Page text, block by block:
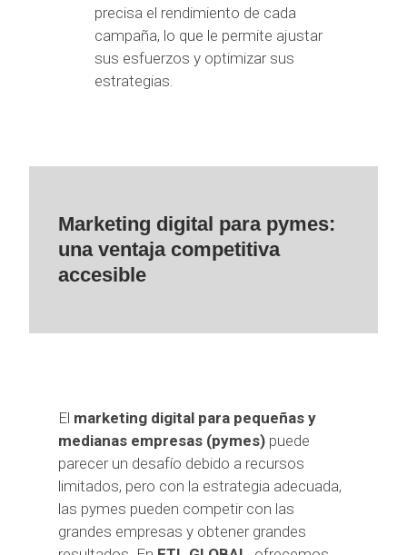
precisa el rendimiento de cada
campaña, lo que le permite ajustar
sus esfuerzos y optimizar sus
estrategias.
Marketing digital para pymes:
una ventaja competitiva
accesible
El marketing digital para pequeñas y
medianas empresas (pymes) puede
parecer un desafío debido a recursos
limitados, pero con la estrategia adecuada,
las pymes pueden competir con las
grandes empresas y obtener grandes